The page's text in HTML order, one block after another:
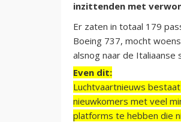
inzittenden met
Er zaten in totaal 179
Boeing 737, mocht
alsnog naar de Italiaanse
Even dit:
Luchtvaartnieuws
nieuwkomers met veel
platforms te hebben die